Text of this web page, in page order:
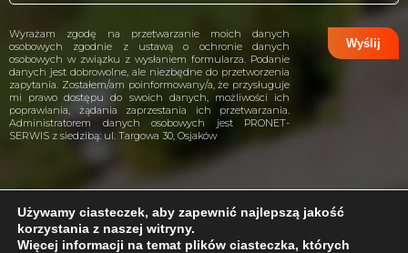
Wyrażam zgodę na przetwarzanie moich danych
osobowych zgodnie z ustawą o ochronie danych
osobowych w związku z wysłaniem formularza. Podanie
danych jest dobrowolne, ale niezbędne do przetworzenia
zapytania. Zostałem/am poinformowany/a, że przysługuje
mi prawo dostępu do swoich danych, możliwości ich
poprawiania, żądania zaprzestania ich przetwarzania.
Administratorem danych osobowych jest PRONET-
SERWIS z siedzibą: ul. Targowa 30, Osjaków
projekt i wykonanie:CreativeHeads.pl
Używamy ciasteczek, aby zapewnić najlepszą jakość
korzystania z naszej witryny.
Więcej informacji na temat plików ciasteczka, których